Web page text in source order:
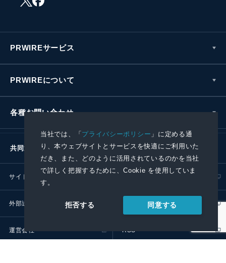
当社では、「プライバシーポリシー 」に定める通
り、本ウェブサイトとサービスを快適にご利用いた
だき、また、どのように活用されているのかを当社
で詳しく把握するために、Cookie を使用していま
す。
拒否する 同意する
PRWIREサービス
PRWIREについて
各種お問い合わせ
共同通信社グループ
サイトポリシー
外部送信ポリシー プレスリリース取扱基準
運営会社 RSS